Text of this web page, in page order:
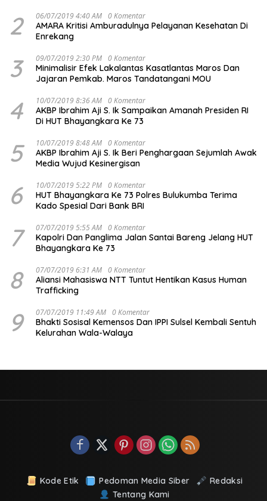
2 06/07/2019 4:40 AM 0 Komentar
AMARA Kritisi Amburadulnya Pelayanan Kesehatan Di
Enrekang
3 09/07/2019 2:30 PM 0 Komentar
Minimalisir Efek Lakalantas Kasatlantas Maros Dan
Jajaran Pemkab. Maros Tandatangani MOU
4 10/07/2019 8:36 AM 0 Komentar
AKBP Ibrahim Aji S. Ik Sampaikan Amanah Presiden RI
Di HUT Bhayangkara Ke 73
5 10/07/2019 8:48 AM 0 Komentar
AKBP Ibrahim Aji S. Ik Beri Penghargaan Sejumlah Awak
Media Wujud Kesinergisan
6 10/07/2019 5:22 PM 0 Komentar
HUT Bhayangkara Ke 73 Polres Bulukumba Terima
Kado Spesial Dari Bank BRI
7 07/07/2019 5:55 AM 0 Komentar
Kapolri Dan Panglima Jalan Santai Bareng Jelang HUT
Bhayangkara Ke 73
8 07/07/2019 6:31 AM 0 Komentar
Aliansi Mahasiswa NTT Tuntut Hentikan Kasus Human
Trafficking
9 07/07/2019 11:49 AM 0 Komentar
Bhakti Sosisal Kemensos Dan IPPI Sulsel Kembali Sentuh
Kelurahan Wala-Walaya
Kode Etik Pedoman Media Siber
Redaksi
Tentang Kami